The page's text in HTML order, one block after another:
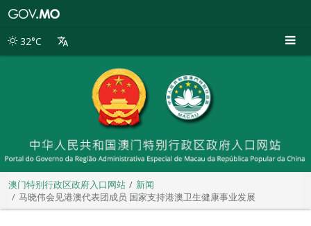
别
32°C
澳门特别行政区政府入口网站
新闻
马晓伟会见港澳代表团成员 国家支持港澳卫生健康事业发展